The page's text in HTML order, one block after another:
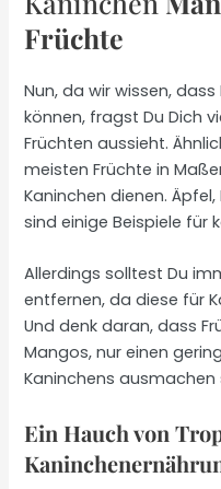
Früchte
Nun, da wir wissen,
können, fragst Du Dich
Früchten aussieht.
meisten Früchte in
Kaninchen dienen.
sind einige Beispiele für
Allerdings solltest Du
entfernen, da diese für
Und denk daran, dass
Mangos, nur einen
Kaninchens ausmachen
Ein Hauch von